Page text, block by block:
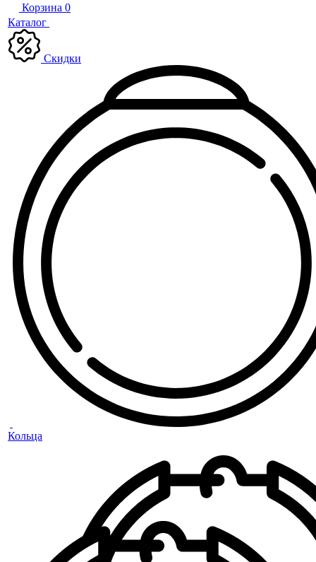
Корзина 0
Каталог
Скидки
Кольца